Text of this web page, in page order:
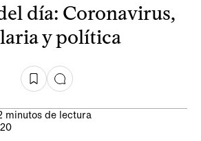
día: Coronavirus,
y política
minutos de lectura